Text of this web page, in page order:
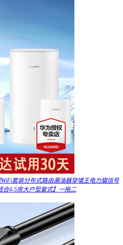
套装分布式路由漏油器穿墙王电力猫信号
合4-5房大户型复式】一拖二